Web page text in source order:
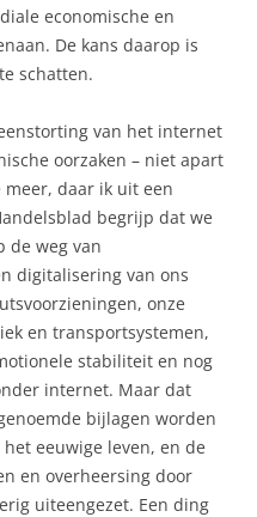
economische en
De kans daarop is
schatten.
van het internet
oorzaken – niet apart
meer, daar ik uit een
begrijp dat we
de weg van
digitalisering van ons
onze
en transportsystemen,
stabiliteit en nog
internet. Maar dat
bijlagen worden
eeuwige leven, en de
en overheersing door
uiteengezet. Een ding